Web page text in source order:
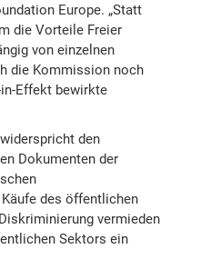
Europe. „Statt
die Vorteile Freier
von einzelnen
die Kommission noch
Effekt bewirkte
den
Dokumenten der
des öffentlichen
vermieden
Sektors ein